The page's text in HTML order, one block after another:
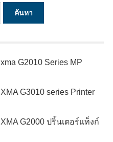
G2010 Series MP
G3010 series Printer
G2000 ปริ้นเตอร์แท็งก์